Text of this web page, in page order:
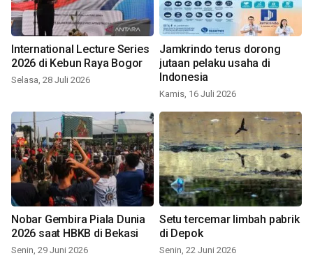
International Lecture Series
2026 di Kebun Raya Bogor
Selasa, 28 Juli 2026
Jamkrindo terus dorong
jutaan pelaku usaha di
Indonesia
Kamis, 16 Juli 2026
Nobar Gembira Piala Dunia
2026 saat HBKB di Bekasi
Senin, 29 Juni 2026
Setu tercemar limbah pabrik
di Depok
Senin, 22 Juni 2026